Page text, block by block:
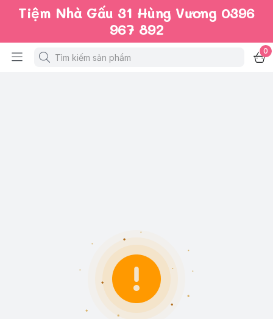
Tiệm Nhà Gấu 31 Hùng Vương 0396
967 892
0